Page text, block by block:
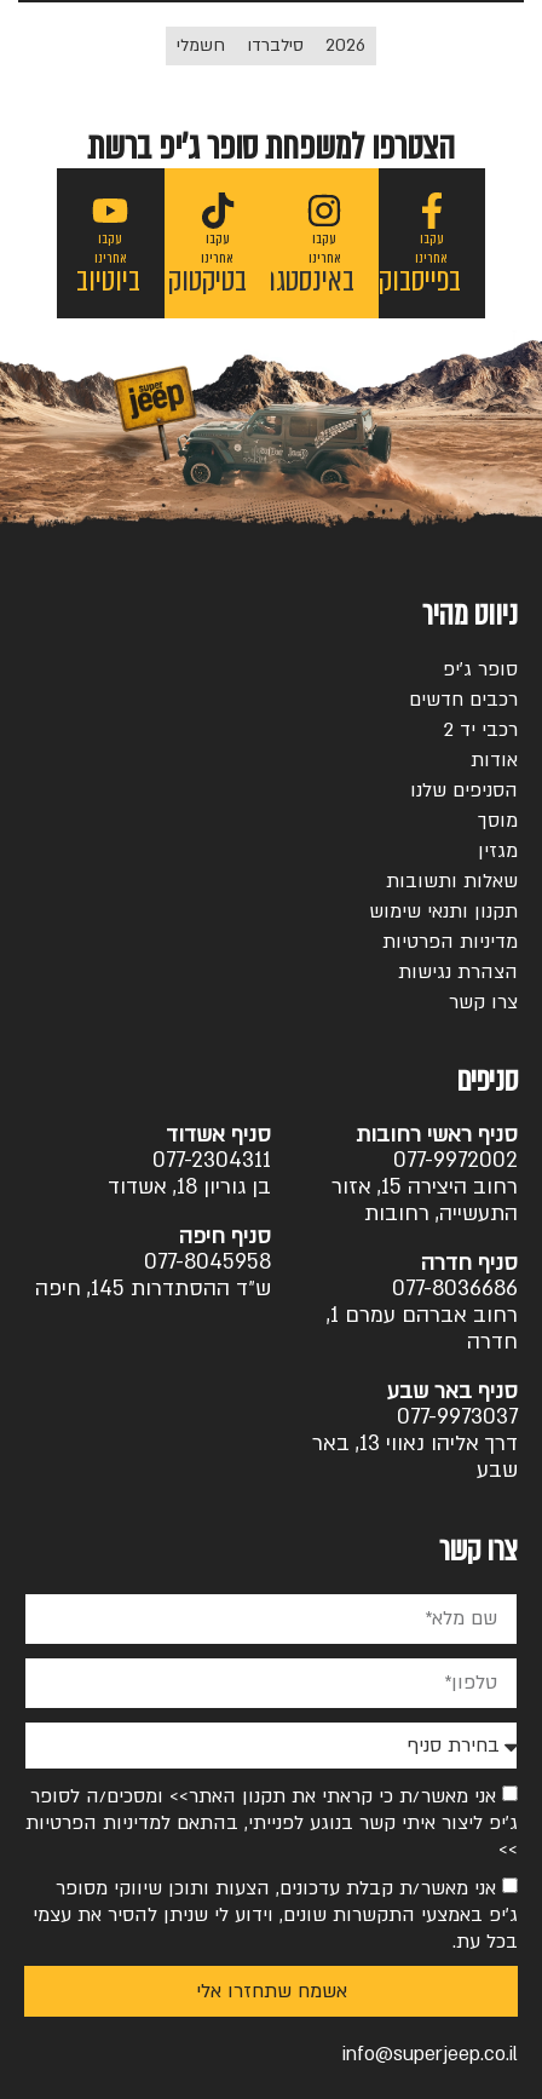
2026 סילברדו חשמלי
הצטרפו למשפחת סופר ג'יפ ברשת
עקבו
אחרינו
בפייסבוק
עקבו
אחרינו
באינסטגרם
עקבו
אחרינו
ביוטיוב
עקבו
אחרינו
בטיקטוק
ניווט מהיר
סופר ג’יפ
רכבים חדשים
רכבי יד 2
אודות
הסניפים שלנו
מוסך
מגזין
שאלות ותשובות
תקנון ותנאי שימוש
מדיניות הפרטיות
הצהרת נגישות
צרו קשר
סניפים
סניף ראשי רחובות
077-9972002
רחוב היצירה 15, אזור
התעשייה, רחובות
סניף חדרה
077-8036686
רחוב אברהם עמרם 1,
חדרה
סניף באר שבע
077-9973037
דרך אליהו נאווי 13, באר
שבע
סניף אשדוד
077-2304311
בן גוריון 18, אשדוד
סניף חיפה
077-8045958
ש״ד ההסתדרות 145, חיפה
צרו קשר
אני מאשר/ת כי קראתי את תקנון האתר>> ומסכים/ה לסופר
ג׳יפ ליצור איתי קשר בנוגע לפנייתי, בהתאם למדיניות הפרטיות
>>
אני מאשר/ת קבלת עדכונים, הצעות ותוכן שיווקי מסופר
ג׳יפ באמצעי התקשרות שונים, וידוע לי שניתן להסיר את עצמי
בכל עת.
אשמח שתחזרו אלי
info@superjeep.co.il